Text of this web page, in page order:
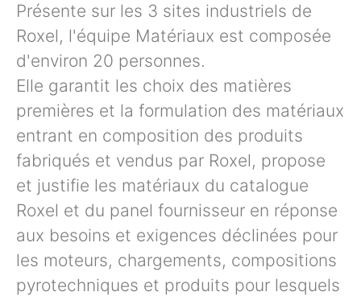
Présente sur les 3 sites industriels de
Roxel, l'équipe Matériaux est composée
d'environ 20 personnes.
Elle garantit les choix des matières
premières et la formulation des matériaux
entrant en composition des produits
fabriqués et vendus par Roxel, propose
et justifie les matériaux du catalogue
Roxel et du panel fournisseur en réponse
aux besoins et exigences déclinées pour
les moteurs, chargements, compositions
pyrotechniques et produits pour lesquels